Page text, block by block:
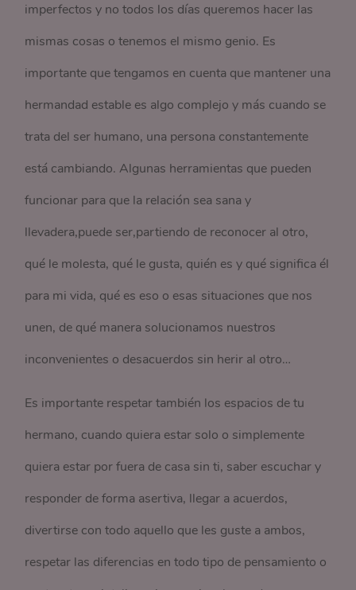
imperfectos y no todos los días queremos hacer las
mismas cosas o tenemos el mismo genio. Es
importante que tengamos en cuenta que mantener una
hermandad estable es algo complejo y más cuando se
trata del ser humano, una persona constantemente
está cambiando. Algunas herramientas que pueden
funcionar para que la relación sea sana y
llevadera,puede ser,partiendo de reconocer al otro,
qué le molesta, qué le gusta, quién es y qué significa él
para mi vida, qué es eso o esas situaciones que nos
unen, de qué manera solucionamos nuestros
inconvenientes o desacuerdos sin herir al otro…
Es importante respetar también los espacios de tu
hermano, cuando quiera estar solo o simplemente
quiera estar por fuera de casa sin ti, saber escuchar y
responder de forma asertiva, llegar a acuerdos,
divertirse con todo aquello que les guste a ambos,
respetar las diferencias en todo tipo de pensamiento o